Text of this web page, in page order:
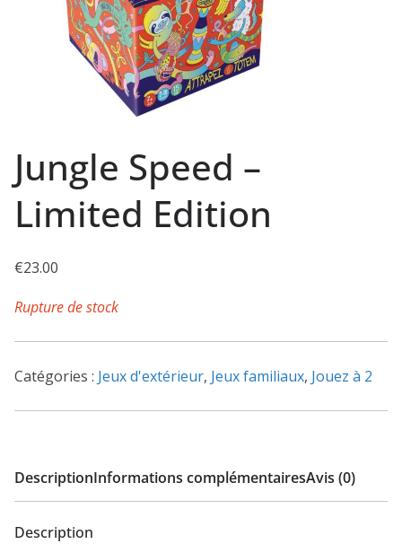
Jungle Speed –
Limited Edition
€23.00
Rupture de stock
Catégories : Jeux d'extérieur, Jeux familiaux, Jouez à 2
DescriptionInformations complémentairesAvis (0)
Description